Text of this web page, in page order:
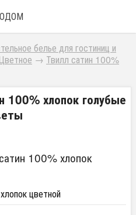
белье для гостиниц и
→ Твилл сатин 100%
100% хлопок голубые
100% хлопок
цветной